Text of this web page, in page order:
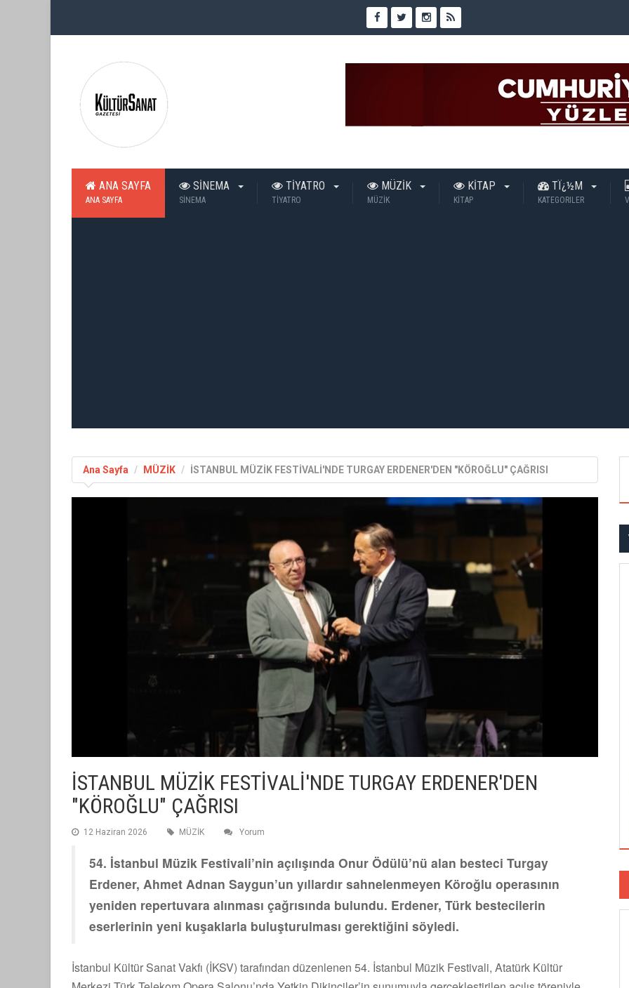
ANA SAYFA
ANA SAYFA
SİNEMA
SİNEMA
TİYATRO
TİYATRO
MÜZİK
MÜZİK
KİTAP
KİTAP
TÏ¿½M
KATEGORILER
Ana Sayfa MÜZİK İSTANBUL MÜZİK FESTİVALİ'NDE TURGAY ERDENER'DEN "KÖROĞLU" ÇAĞRISI
İSTANBUL MÜZİK FESTİVALİ'NDE TURGAY ERDENER'DEN
"KÖROĞLU" ÇAĞRISI
12 Haziran 2026 MÜZİK Yorum
54. İstanbul Müzik Festivali’nin açılışında Onur Ödülü’nü alan besteci Turgay
Erdener, Ahmet Adnan Saygun’un yıllardır sahnelenmeyen Köroğlu operasının
yeniden repertuvara alınması çağrısında bulundu. Erdener, Türk bestecilerin
eserlerinin yeni kuşaklarla buluşturulması gerektiğini söyledi.
İstanbul Kültür Sanat Vakfı (İKSV) tarafından düzenlenen 54. İstanbul Müzik Festivali, Atatürk Kültür